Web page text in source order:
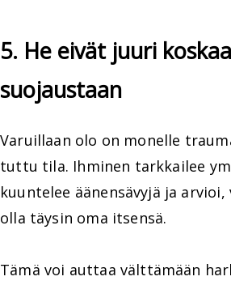
5. He eivät juuri
suojaustaan
Varuillaan olo on monelle
tuttu tila. Ihminen tarkkailee
kuuntelee äänensävyjä ja
olla täysin oma itsensä.
Tämä voi auttaa välttämään